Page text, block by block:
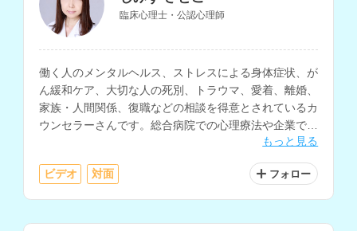
臨床心理士・公認心理師
働く人のメンタルヘルス、ストレスによる身体症状、が
ん緩和ケア、大切な人の死別、トラウマ、愛着、離婚、
家族・人間関係、復職などの相談を得意とされているカ
ウンセラーさんです。総合病院での心理療法や企業での
従業員向け支援プログラム（EAP）など、20年以上の
もっと見る
ビデオ 対面 フォロー